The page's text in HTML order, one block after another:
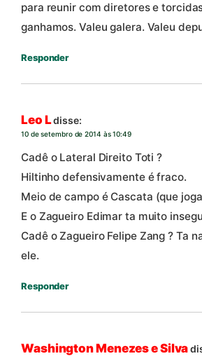
para reunir com diretores e
ganhamos. Valeu galera. Valeu
Responder
Leo Ldisse:
10 de setembro de 2014 às 10:49
Cadê o Lateral Direito Toti ?
Hiltinho defensivamente é fraco.
Meio de campo é Cascata (que
E o Zagueiro Edimar ta muito
Cadê o Zagueiro Felipe Zang ? Ta
ele.
Responder
Washington Menezes e Silva